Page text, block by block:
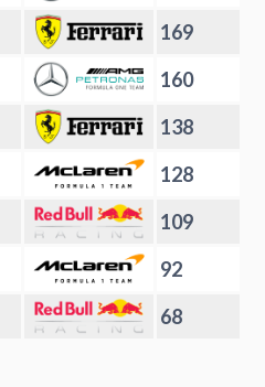
169
160
138
128
109
92
68